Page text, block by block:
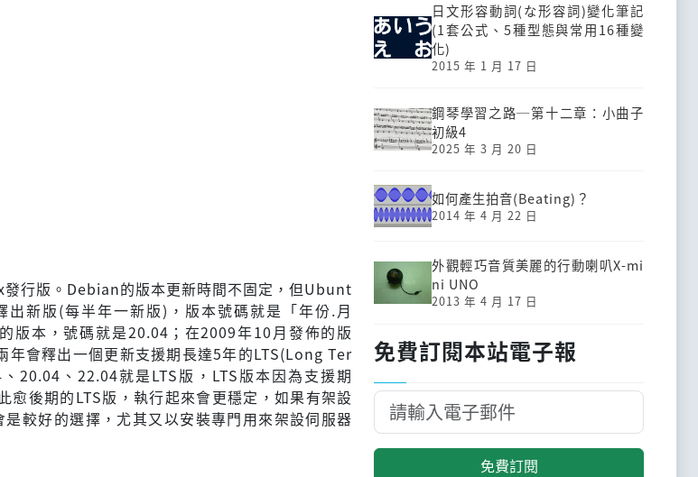
行版。Debian的版本更新時間不固定，但Ubunt
新版(每半年一新版)，版本號碼就是「年份.月
版本，號碼就是20.04；在2009年10月發佈的版
年會釋出一個更新支援期長達5年的LTS(Long Ter
20.04、22.04就是LTS版，LTS版本因為支援期
愈後期的LTS版，執行起來會更穩定，如果有架設
較好的選擇，尤其又以安裝專門用來架設伺服器
日文形容動詞(な形容詞)變化筆記
(1套公式、5種型態與常用16種變
化)
2015 年 1 月 17 日
鋼琴學習之路─第十二章：小曲子
初級4
2025 年 3 月 20 日
如何產生拍音(Beating)？
2014 年 4 月 22 日
外觀輕巧音質美麗的行動喇叭X-mi
ni UNO
2013 年 4 月 17 日
免費訂閱本站電子報
免費訂閱